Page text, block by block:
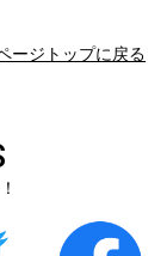
ージトップに戻る